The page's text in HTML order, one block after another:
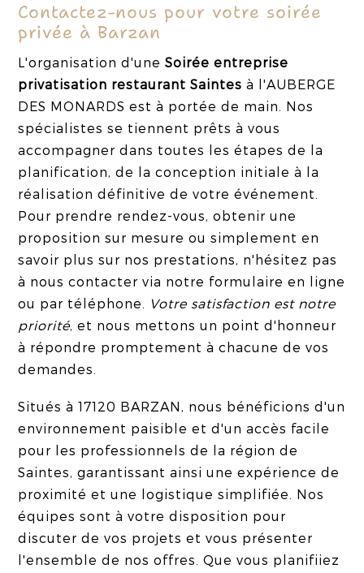
Contactez-nous pour votre soirée
privée à Barzan
L'organisation d'uneSoirée entreprise
privatisation restaurant Saintes à l'AUBERGE
DES MONARDS est à portée de main. Nos
spécialistes se tiennent prêts à vous
accompagner dans toutes les étapes de la
planification, de la conception initiale à la
réalisation définitive de votre événement.
Pour prendre rendez-vous, obtenir une
proposition sur mesure ou simplement en
savoir plus sur nos prestations, n'hésitez pas
à nous contacter via notre formulaire en ligne
ou par téléphone.
Votre satisfaction est notre
priorité, et nous mettons un point d'honneur
à répondre promptement à chacune de vos
demandes.
Situés à 17120 BARZAN, nous bénéficions d'un
environnement paisible et d'un accès facile
pour les professionnels de la région de
Saintes, garantissant ainsi une expérience de
proximité et une logistique simplifiée. Nos
équipes sont à votre disposition pour
discuter de vos projets et vous présenter
l'ensemble de nos offres. Que vous planifiiez